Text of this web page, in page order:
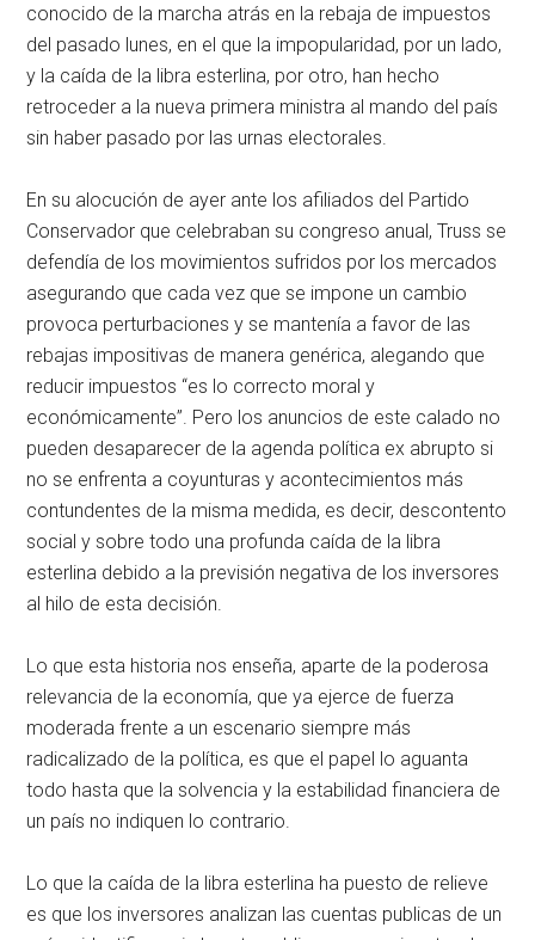
conocido de la marcha atrás en la rebaja de impuestos
del pasado lunes, en el que la impopularidad, por un lado,
y la caída de la libra esterlina, por otro, han hecho
retroceder a la nueva primera ministra al mando del país
sin haber pasado por las urnas electorales.
En su alocución de ayer ante los afiliados del Partido
Conservador que celebraban su congreso anual, Truss se
defendía de los movimientos sufridos por los mercados
asegurando que cada vez que se impone un cambio
provoca perturbaciones y se mantenía a favor de las
rebajas impositivas de manera genérica, alegando que
reducir impuestos “es lo correcto moral y
económicamente”. Pero los anuncios de este calado no
pueden desaparecer de la agenda política ex abrupto si
no se enfrenta a coyunturas y acontecimientos más
contundentes de la misma medida, es decir, descontento
social y sobre todo una profunda caída de la libra
esterlina debido a la previsión negativa de los inversores
al hilo de esta decisión.
Lo que esta historia nos enseña, aparte de la poderosa
relevancia de la economía, que ya ejerce de fuerza
moderada frente a un escenario siempre más
radicalizado de la política, es que el papel lo aguanta
todo hasta que la solvencia y la estabilidad financiera de
un país no indiquen lo contrario.
Lo que la caída de la libra esterlina ha puesto de relieve
es que los inversores analizan las cuentas publicas de un